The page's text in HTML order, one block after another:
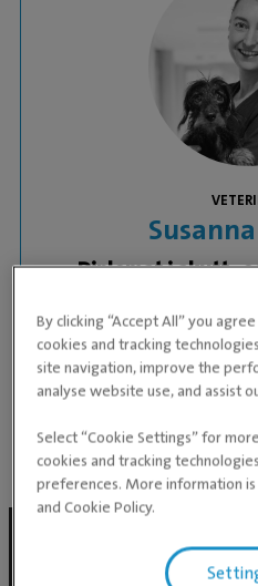
Diplomat i akutt-
DYREKLINIKK:Evidensia
Særskilte
By clicking “Accept All” you
cookies and tracking
site navigation, improve the
analyse website use, and assist
Select “Cookie Settings” for
cookies and tracking
preferences. More information
and Cookie Policy.